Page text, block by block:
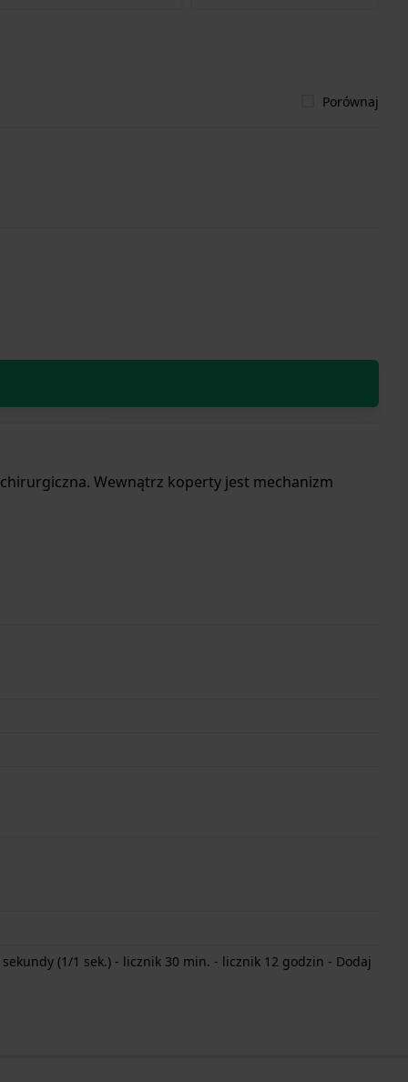
Porównaj
Wewnątrz koperty jest mechanizm
(1/1 sek.) - licznik 30 min. - licznik 12 godzin - Dodaj